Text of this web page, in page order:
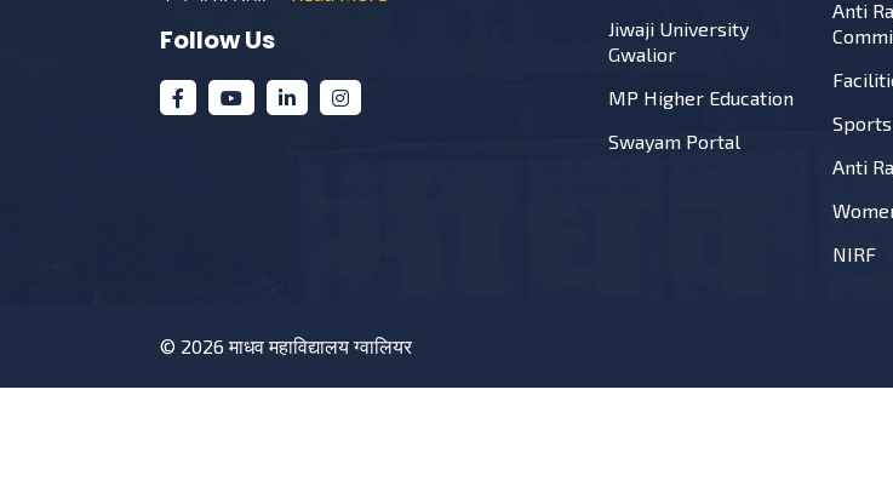
Follow Us
Jiwaji University
Gwalior
MP Higher Education
Swayam Portal
Anti
Anti
NIRF
© 2026माधव महाविद्यालय ग्वालियर